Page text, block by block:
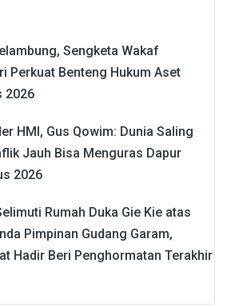
Sengketa Wakaf
Perkuat Benteng Hukum Aset
2026
HMI, Gus Qowim: Dunia Saling
Jauh Bisa Menguras Dapur
2026
Rumah Duka Gie Kie atas
Pimpinan Gudang Garam,
Hadir Beri Penghormatan Terakhir